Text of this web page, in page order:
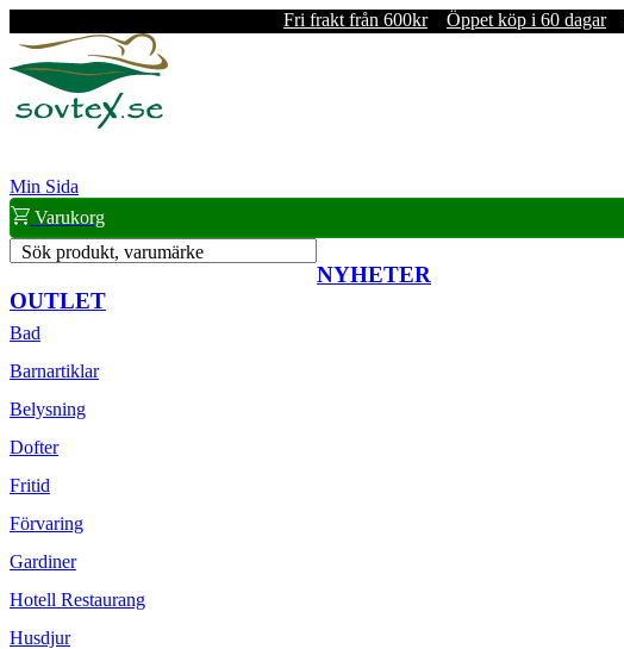
Fri frakt från 600kr Öppet köp i 60 dagar
Min Sida
Varukorg
Sök produkt, varumärke
NYHETER
OUTLET
Bad
Barnartiklar
Belysning
Dofter
Fritid
Förvaring
Gardiner
Hotell Restaurang
Husdjur